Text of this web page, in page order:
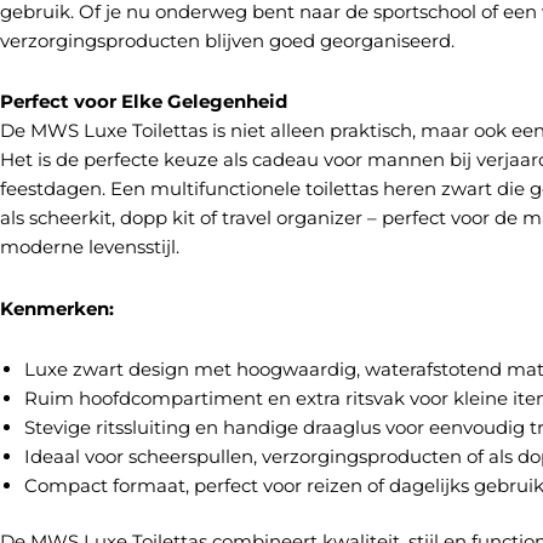
gebruik. Of je nu onderweg bent naar de sportschool of
verzorgingsproducten blijven goed georganiseerd.
Perfect voor Elke Gelegenheid
De MWS Luxe Toilettas is niet alleen praktisch, maar ook
Het is de perfecte keuze als cadeau voor mannen bij
feestdagen. Een multifunctionele toilettas heren zwart die
als scheerkit, dopp kit of travel organizer – perfect voor de
moderne levensstijl.
Kenmerken:
Luxe zwart design met hoogwaardig, waterafstotend
Ruim hoofdcompartiment en extra ritsvak voor kleine
Stevige ritssluiting en handige draaglus voor eenvoudig
Ideaal voor scheerspullen, verzorgingsproducten of als
Compact formaat, perfect voor reizen of dagelijks gebruik